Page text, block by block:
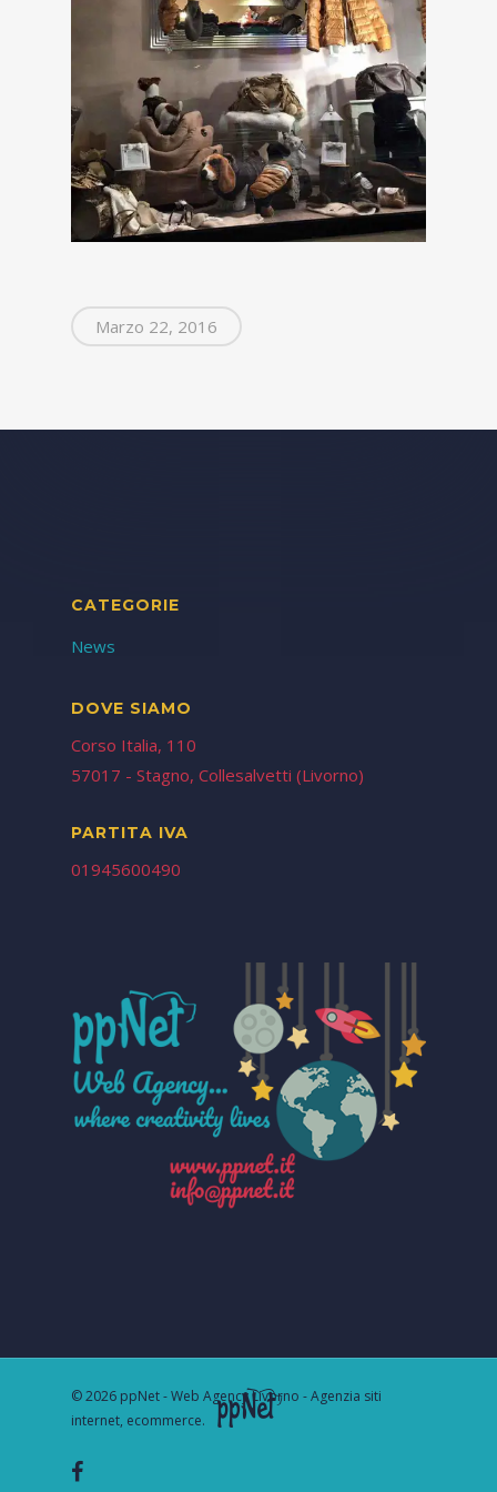
Marzo 22, 2016
CATEGORIE
News
DOVE SIAMO
Corso Italia, 110
57017 - Stagno, Collesalvetti (Livorno)
PARTITA IVA
01945600490
© 2026 ppNet - Web Agency Livorno - Agenzia siti
internet, ecommerce.